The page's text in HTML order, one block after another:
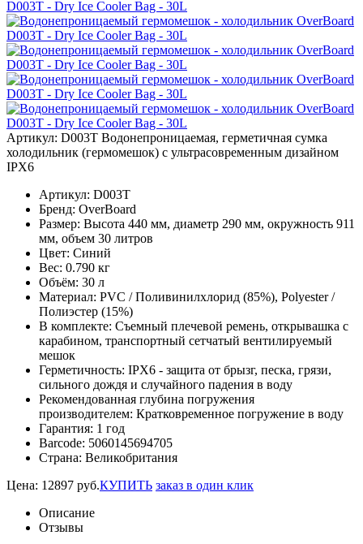
Артикул: D003T Водонепроницаемая, герметичная сумка
холодильник (гермомешок) с ультрасовременным дизайном
IPX6
Артикул: D003T
Бренд: OverBoard
Размер: Высота 440 мм, диаметр 290 мм, окружность 911
мм, объем 30 литров
Цвет: Синий
Вес: 0.790 кг
Объём: 30 л
Материал: PVC / Поливинилхлорид (85%), Polyester /
Полиэстер (15%)
В комплекте: Съемный плечевой ремень, открывашка с
карабином, транспортный сетчатый вентилируемый
мешок
Герметичность: IPX6 - защита от брызг, песка, грязи,
сильного дождя и случайного падения в воду
Рекомендованная глубина погружения
производителем: Кратковременное погружение в воду
Гарантия: 1 год
Barcode: 5060145694705
Страна: Великобритания
Цена: 12897 руб.КУПИТЬ заказ в один клик
Описание
Отзывы